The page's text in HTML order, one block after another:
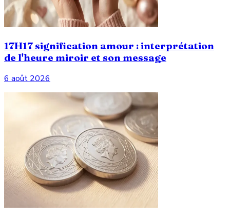
17H17 signification amour : interprétation
de l'heure miroir et son message
6 août 2026